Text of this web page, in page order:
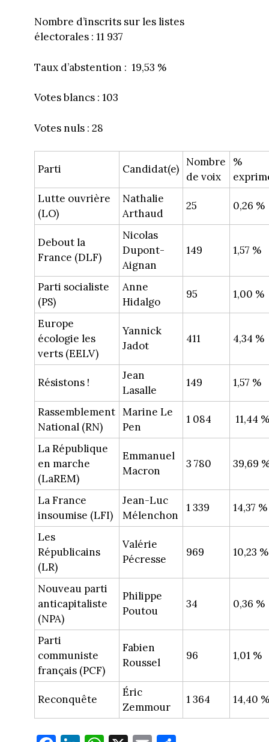
Nombre d’inscrits sur les listes
électorales : 11 937
Taux d’abstention : 19,53 %
Votes blancs : 103
Votes nuls : 28
Parti Candidat(e)
Nombre
de voix
%
Lutte ouvrière
(LO)
Nathalie
Arthaud
25 0,26 %
Debout la
France (DLF)
Nicolas
Dupont-
Aignan
149 1,57 %
Parti socialiste
(PS)
Anne
Hidalgo
95 1,00 %
Europe
écologie les
verts (EELV)
Yannick
Jadot
411 4,34 %
Résistons !
Jean
Lasalle
149 1,57 %
Rassemblement
National (RN)
Marine Le
Pen
1 084 11,44 %
La République
en marche
(LaREM)
Emmanuel
Macron
3 780 39,69
La France
insoumise (LFI)
Jean-Luc
Mélenchon
1 339 14,37 %
Les
Républicains
(LR)
Valérie
Pécresse
969 10,23 %
Nouveau parti
anticapitaliste
(NPA)
Philippe
Poutou
34 0,36 %
Parti
communiste
français (PCF)
Fabien
Roussel
96 1,01 %
Reconquête
Éric
Zemmour
1 364 14,40 %